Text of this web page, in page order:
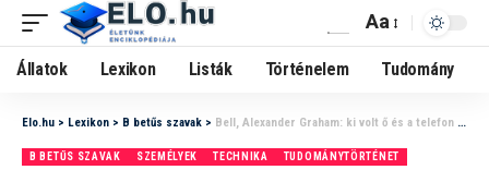
Aa
Állatok Lexikon Listák Történelem Tudomány
Elo.hu > Lexikon > B betűs szavak > Bell, Alexander Graham: ki volt ő és a telefon feltalálása
B BETŰS SZAVAK SZEMÉLYEK TECHNIKA TUDOMÁNYTÖRTÉNET